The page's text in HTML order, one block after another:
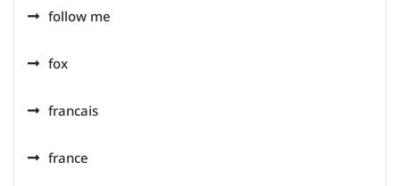
follow me
fox
francais
france